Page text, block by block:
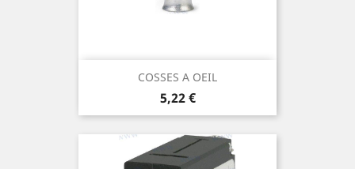
COSSES A OEIL
Prix
5,22 €